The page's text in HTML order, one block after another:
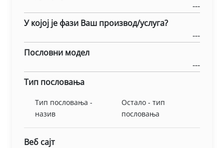
---
У којој је фази Ваш производ/услуга?
---
Пословни модел
---
Тип пословања
Тип пословања -
назив
Остало - тип
пословања
Веб сајт